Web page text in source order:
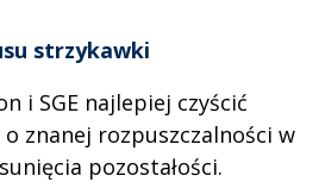
strzykawki
i SGE najlepiej czyścić
znanej rozpuszczalności w
pozostałości.